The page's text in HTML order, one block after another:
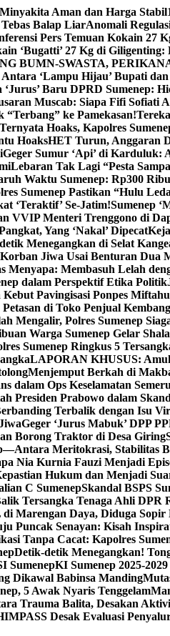
Aman dan Harga Stabil
Balap LiarAnomali
Pers Temuan Kokain 27
‘Bugatti’ 27 Kg di
BUMN-SWASTA,
‘Lampu Hijau’ Bupati
‘Jurus’ Baru DPRD Sumenep:
Muscab: Siapa Fifi Sofiati
ke Pamekasan!
Hoaks, Kapolres
HoaksHET Turun, Anggaran
Geger Sumur ‘Api’ di Karduluk:
Lebaran Tak Lagi “Pesta
Waktu Sumenep: Rp300
Sumenep Pastikan “Hulu
‘Teraktif’ Se-Jatim!Sumenep
VVIP Menteri Trenggono di
Yang ‘Nakal’ Dipecat
Menegangkan di Selat
Jiwa Usai Benturan Dua
Menyapa: Membasuh Lelah
dalam Perspektif Etika Politik
Pavingisasi Ponpes
di Toko Penjual
Mengalir, Polres Sumenep
Warga Sumenep Gelar
Sumenep Ringkus 5
LAPORAN KHUSUS:
Menjemput Berkah di
dalam Ops Keselamatan
Presiden Prabowo dalam
Terbalik dengan Isu
Geger ‘Jurus Mabuk’ DPP
Borong Traktor di Desa Giring
Meritokrasi, Stabilitas
Nia Kurnia Fauzi Menjadi
Hukum dan Menjadi
C SumenepSkandal BSPS
Tersangka Tenaga Ahli DPR
Marengan Daya, Diduga Sopir
Puncak Senayan: Kisah
Tanpa Cacat: Kapolres
Detik-detik Menegangkan!
SumenepKI Sumenep 2025-
Dikawal Babinsa Manding
5 Awak Nyaris Tenggelam
Trauma Balita, Desakan
Desak Evaluasi